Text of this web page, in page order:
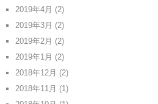
2019年4月 (2)
2019年3月 (2)
2019年2月 (2)
2019年1月 (2)
2018年12月 (2)
2018年11月 (1)